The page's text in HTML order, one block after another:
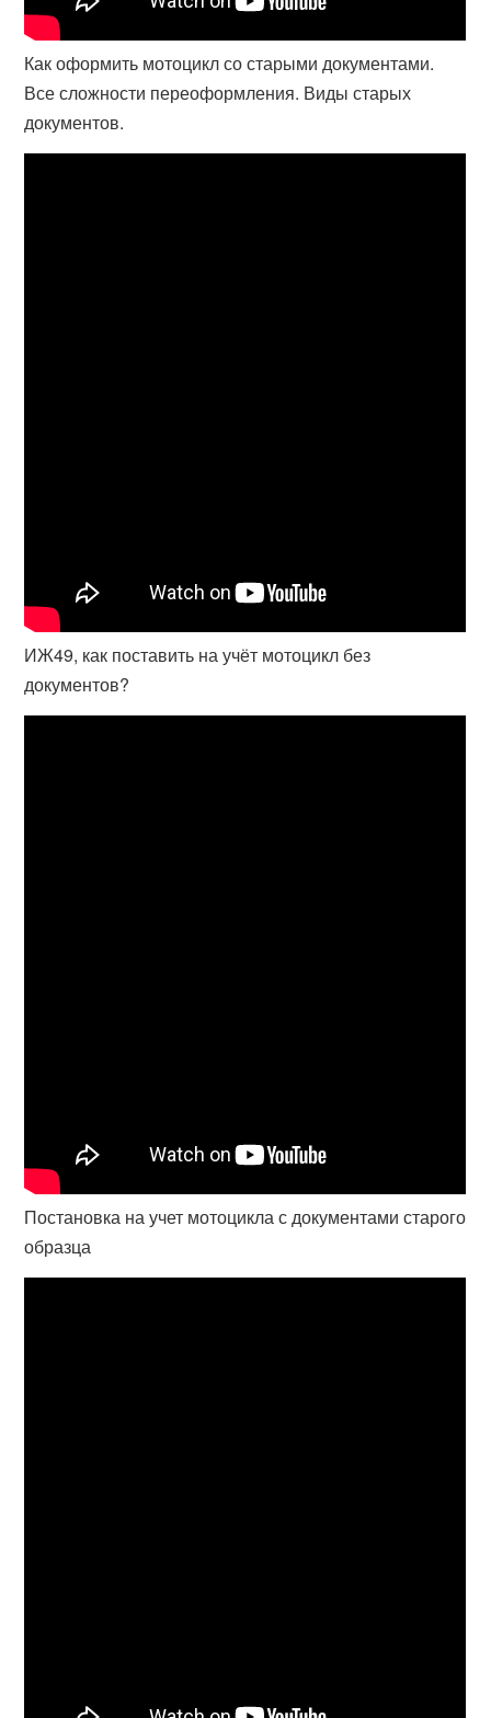
Как оформить мотоцикл со старыми документами.
Все сложности переоформления. Виды старых
документов.
ИЖ49, как поставить на учёт мотоцикл без
документов?
Постановка на учет мотоцикла с документами старого
образца